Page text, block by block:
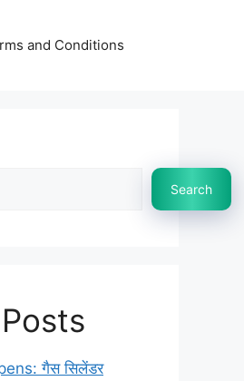
and Conditions
Search
गैस सिलेंडर